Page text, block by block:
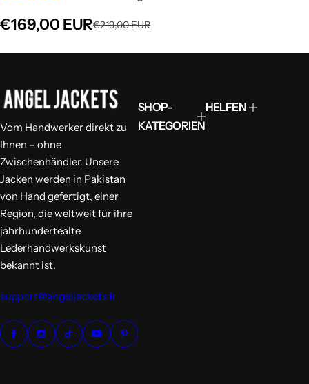
V
e
s
r
e
i
s
€169,00 EURR
ä
r
e
r
e
s
€219,00 EUR
Vom Handwerker direkt zu
Ihnen – ohne
Zwischenhändler. Unsere
Jacken werden in Pakistan
von Hand gefertigt, einer
Region, die weltweit für ihre
jahrhundertealte
Lederhandwerkskunst
bekannt ist.
support@angeljackets.fr
SHOP-
KATEGORIEN
HELFEN